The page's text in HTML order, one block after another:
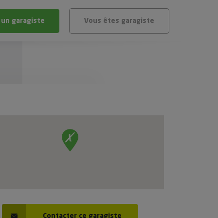
garagiste Vous êtes garagiste
Contacter ce garagiste